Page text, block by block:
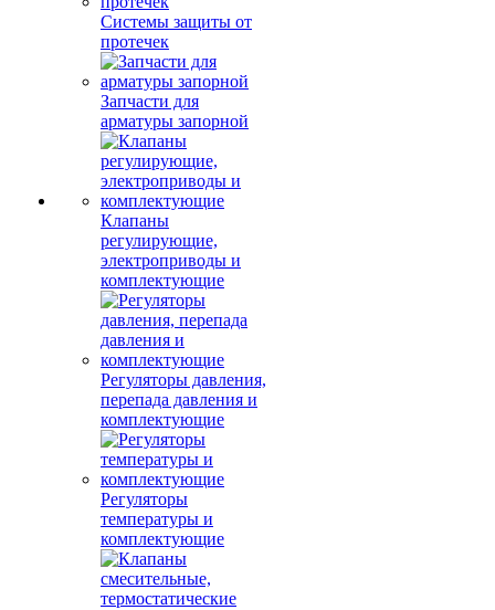
Системы защиты от
протечек
Запчасти для
арматуры запорной
Клапаны
регулирующие,
электроприводы и
комплектующие
Регуляторы давления,
перепада давления и
комплектующие
Регуляторы
температуры и
комплектующие